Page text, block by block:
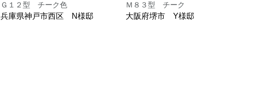
Ｇ１２型 チーク色
兵庫県神戸市西区 N様邸
Ｍ８３型 チーク
大阪府堺市 Y様邸